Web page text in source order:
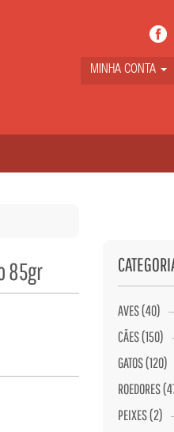
MINHA CONTA
85gr
AVES (40)
CÃES (150)
GATOS (120)
ROEDORES
PEIXES (2)